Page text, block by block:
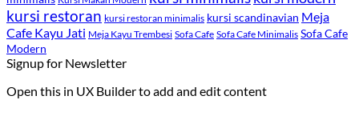
kursi restoran kursi restoran minimalis kursi scandinavian Meja
Cafe Kayu Jati Meja Kayu Trembesi Sofa Cafe Sofa Cafe Minimalis Sofa Cafe
Modern
Signup for Newsletter
Open this in UX Builder to add and edit content